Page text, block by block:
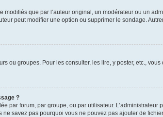
que par l’auteur original, un modérateur ou un
peut modifier une option ou supprimer le sondage.
ou groupes. Pour les consulter, les lire, y poster, etc.,
?
par forum, par groupe, ou par utilisateur.
savez pas pourquoi vous ne pouvez pas ajouter de